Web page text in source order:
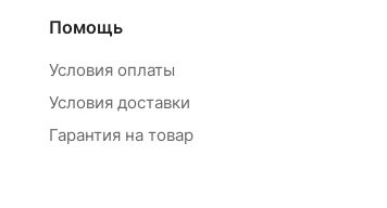
Помощь
Условия оплаты
Условия доставки
Гарантия на товар